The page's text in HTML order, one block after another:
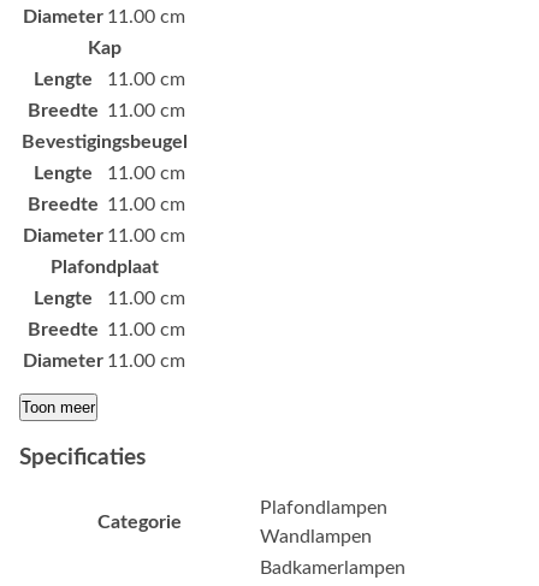
Diameter 11.00 cm
Kap
Lengte
11.00 cm
Breedte 11.00 cm
Bevestigingsbeugel
Lengte
11.00 cm
Breedte 11.00 cm
Diameter 11.00 cm
Plafondplaat
Lengte
11.00 cm
Breedte 11.00 cm
Diameter 11.00 cm
Toon meer
Specificaties
Categorie
Plafondlampen
Wandlampen
Badkamerlampen